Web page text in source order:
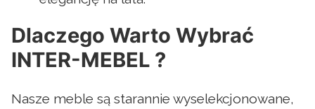
Dlaczego Warto Wybrać
INTER-MEBEL ?
Nasze meble są starannie wyselekcjonowane,